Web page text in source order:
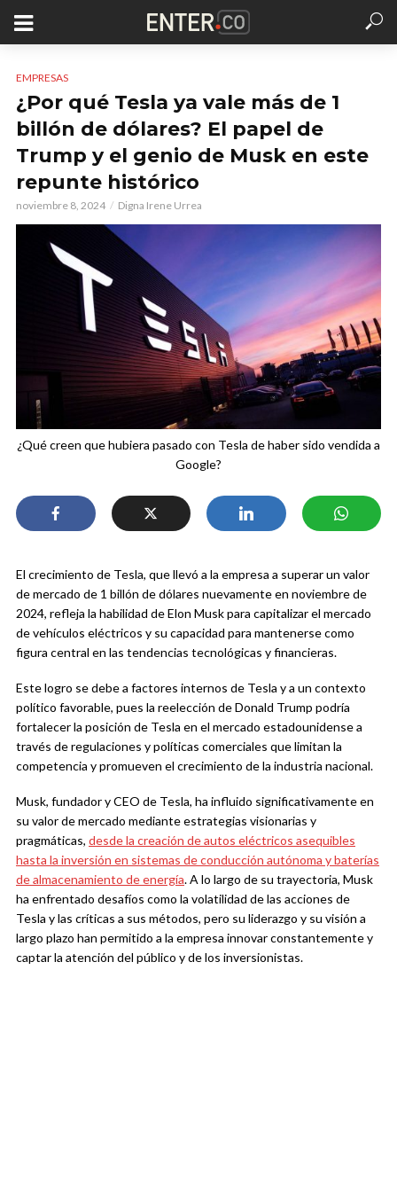
EMPRESAS
¿Por qué Tesla ya vale más de 1
billón de dólares? El papel de
Trump y el genio de Musk en este
repunte histórico
noviembre 8, 2024 Digna Irene Urrea
¿Qué creen que hubiera pasado con Tesla de haber sido vendida a
Google?
El crecimiento de Tesla, que llevó a la empresa a superar un valor
de mercado de 1 billón de dólares nuevamente en noviembre de
2024, refleja la habilidad de Elon Musk para capitalizar el mercado
de vehículos eléctricos y su capacidad para mantenerse como
figura central en las tendencias tecnológicas y financieras.
Este logro se debe a factores internos de Tesla y a un contexto
político favorable, pues la reelección de Donald Trump podría
fortalecer la posición de Tesla en el mercado estadounidense a
través de regulaciones y políticas comerciales que limitan la
competencia y promueven el crecimiento de la industria nacional.
Musk, fundador y CEO de Tesla, ha influido significativamente en
su valor de mercado mediante estrategias visionarias y
pragmáticas, desde la creación de autos eléctricos asequibles
hasta la inversión en sistemas de conducción autónoma y baterías
de almacenamiento de energía. A lo largo de su trayectoria, Musk
ha enfrentado desafíos como la volatilidad de las acciones de
Tesla y las críticas a sus métodos, pero su liderazgo y su visión a
largo plazo han permitido a la empresa innovar constantemente y
captar la atención del público y de los inversionistas.